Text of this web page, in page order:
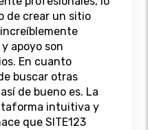
de crear un sitio
apoyo son
En cuanto
buscar otras
de bueno es. La
intuitiva y
que SITE123